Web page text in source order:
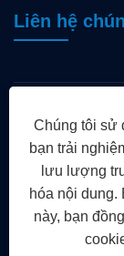
Liên hệ
Bản quyền ©
vệ
Chúng tôi sử
bạn trải
lưu lượng
hóa nội dung.
này, bạn